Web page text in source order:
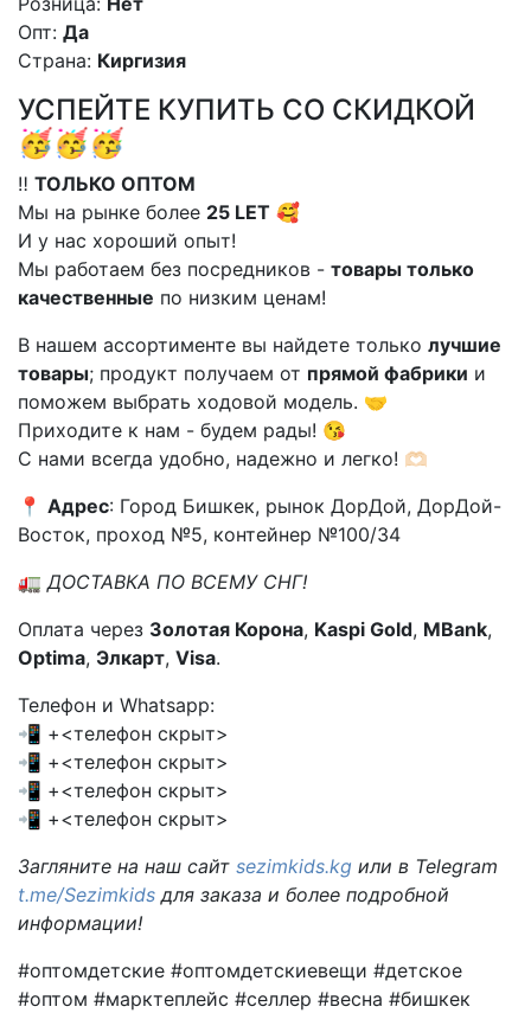
Опт: Да
Страна: Киргизия
УСПЕЙТЕ КУПИТЬ СО СКИДКОЙ
🥳🥳🥳
‼️ ТОЛЬКО ОПТОМ
Мы на рынке более 25 LET 🥰
И у нас хороший опыт!
Мы работаем без посредников - товары только
качественные по низким ценам!
В нашем ассортименте вы найдете только лучшие
товары; продукт получаем от прямой фабрики и
поможем выбрать ходовой модель. 🤝
Приходите к нам - будем рады! 😘
С нами всегда удобно, надежно и легко! 🫶🏻
📍 Адрес: Город Бишкек, рынок ДорДой, ДорДой-
Восток, проход №5, контейнер №100/34
🚛 ДОСТАВКА ПО ВСЕМУ СНГ!
Оплата через Золотая Корона, Kaspi Gold, MBank,
Optima, Элкарт, Visa.
Телефон и Whatsapp:
📲 +<телефон скрыт>
📲 +<телефон скрыт>
📲 +<телефон скрыт>
📲 +<телефон скрыт>
Загляните на наш сайт sezimkids.kg или в Telegram
t.me/Sezimkids для заказа и более подробной
информации!
#оптомдетские #оптомдетскиевещи #детское
#оптом #марктеплейс #селлер #весна #бишкек